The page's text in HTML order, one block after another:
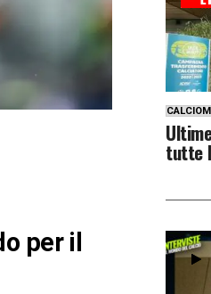
per il
tutte